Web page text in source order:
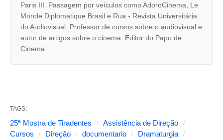
i
n
t
Paris III. Passagem por veículos como AdoroCinema, Le
Monde Diplomatique Brasil e Rua - Revista Universitária
do Audiovisual. Professor de cursos sobre o audiovisual e
autor de artigos sobre o cinema. Editor do Papo de
Cinema.
TAGS:
25ª Mostra de Tiradentes
Assistência de Direção
Cursos
Direção documentario
Dramaturgia